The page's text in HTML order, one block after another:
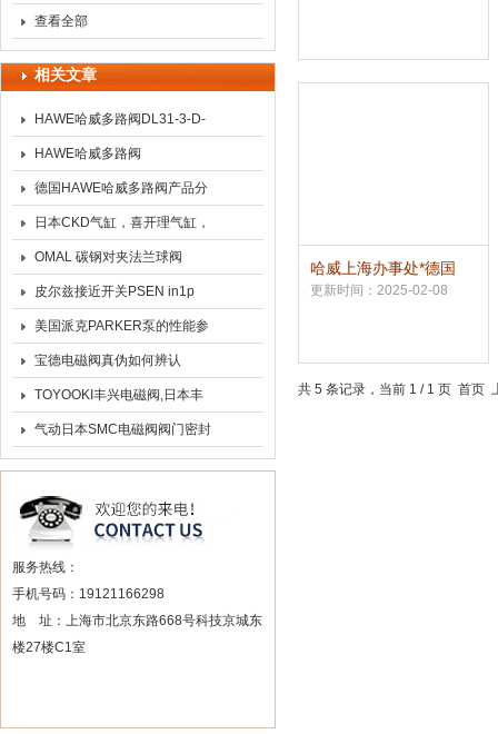
查看全部
相关文章
HAWE哈威多路阀DL31-3-D-
C/E -3-160*
HAWE哈威多路阀
PSV551/300-3-41H80*
德国HAWE哈威多路阀产品分
析介绍
日本CKD气缸，喜开理气缸，
CKD喜开理气缸电磁阀
OMAL 碳钢对夹法兰球阀
皮尔兹接近开关PSEN in1p
545000技术特性
美国派克PARKER泵的性能参
数
宝德电磁阀真伪如何辨认
TOYOOKI丰兴电磁阀,日本丰
兴toyooki电磁阀，丰兴气动元
件
气动日本SMC电磁阀阀门密封
材料与选用知识介绍的资料有
有哪些
服务热线：
手机号码：19121166298
地 址：上海市北京东路668号科技京城东
楼27楼C1室
哈威上海办事处*德国
HAWE多路阀
更新时间：2025-02-08
共 5 条记录，当前 1 / 1 页 首页